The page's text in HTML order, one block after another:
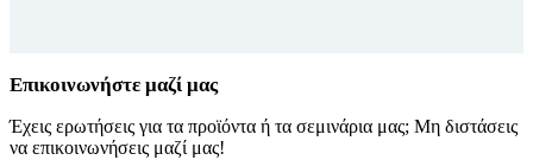
Επικοινωνήστε μαζί μας
Έχεις ερωτήσεις για τα προϊόντα ή τα σεμινάρια μας; Μη διστάσεις
να επικοινωνήσεις μαζί μας!